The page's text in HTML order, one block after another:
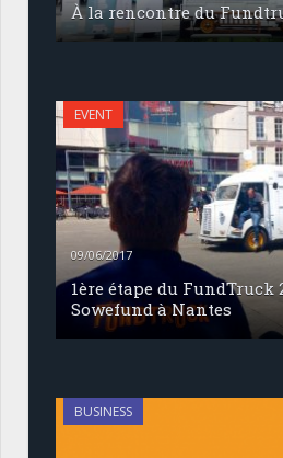
À la rencontre du
EVENT
09/06/2017
1ère étape du FundTruck
Sowefund à Nantes
BUSINESS